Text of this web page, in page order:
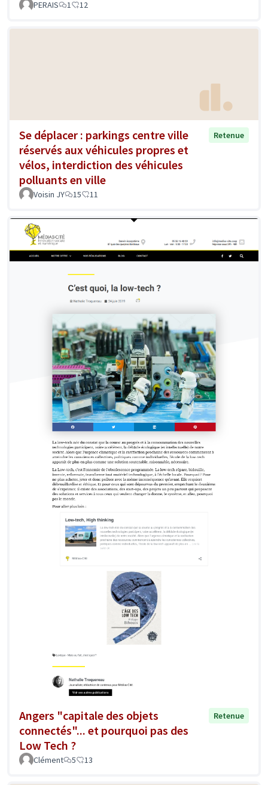
PERAIS 1 12
Se déplacer : parkings centre ville
réservés aux véhicules propres et
vélos, interdiction des véhicules
polluants en ville
Retenue
Voisin JY 15 11
Angers "capitale des objets
connectés"... et pourquoi pas des
Low Tech ?
Retenue
Clément 5 13